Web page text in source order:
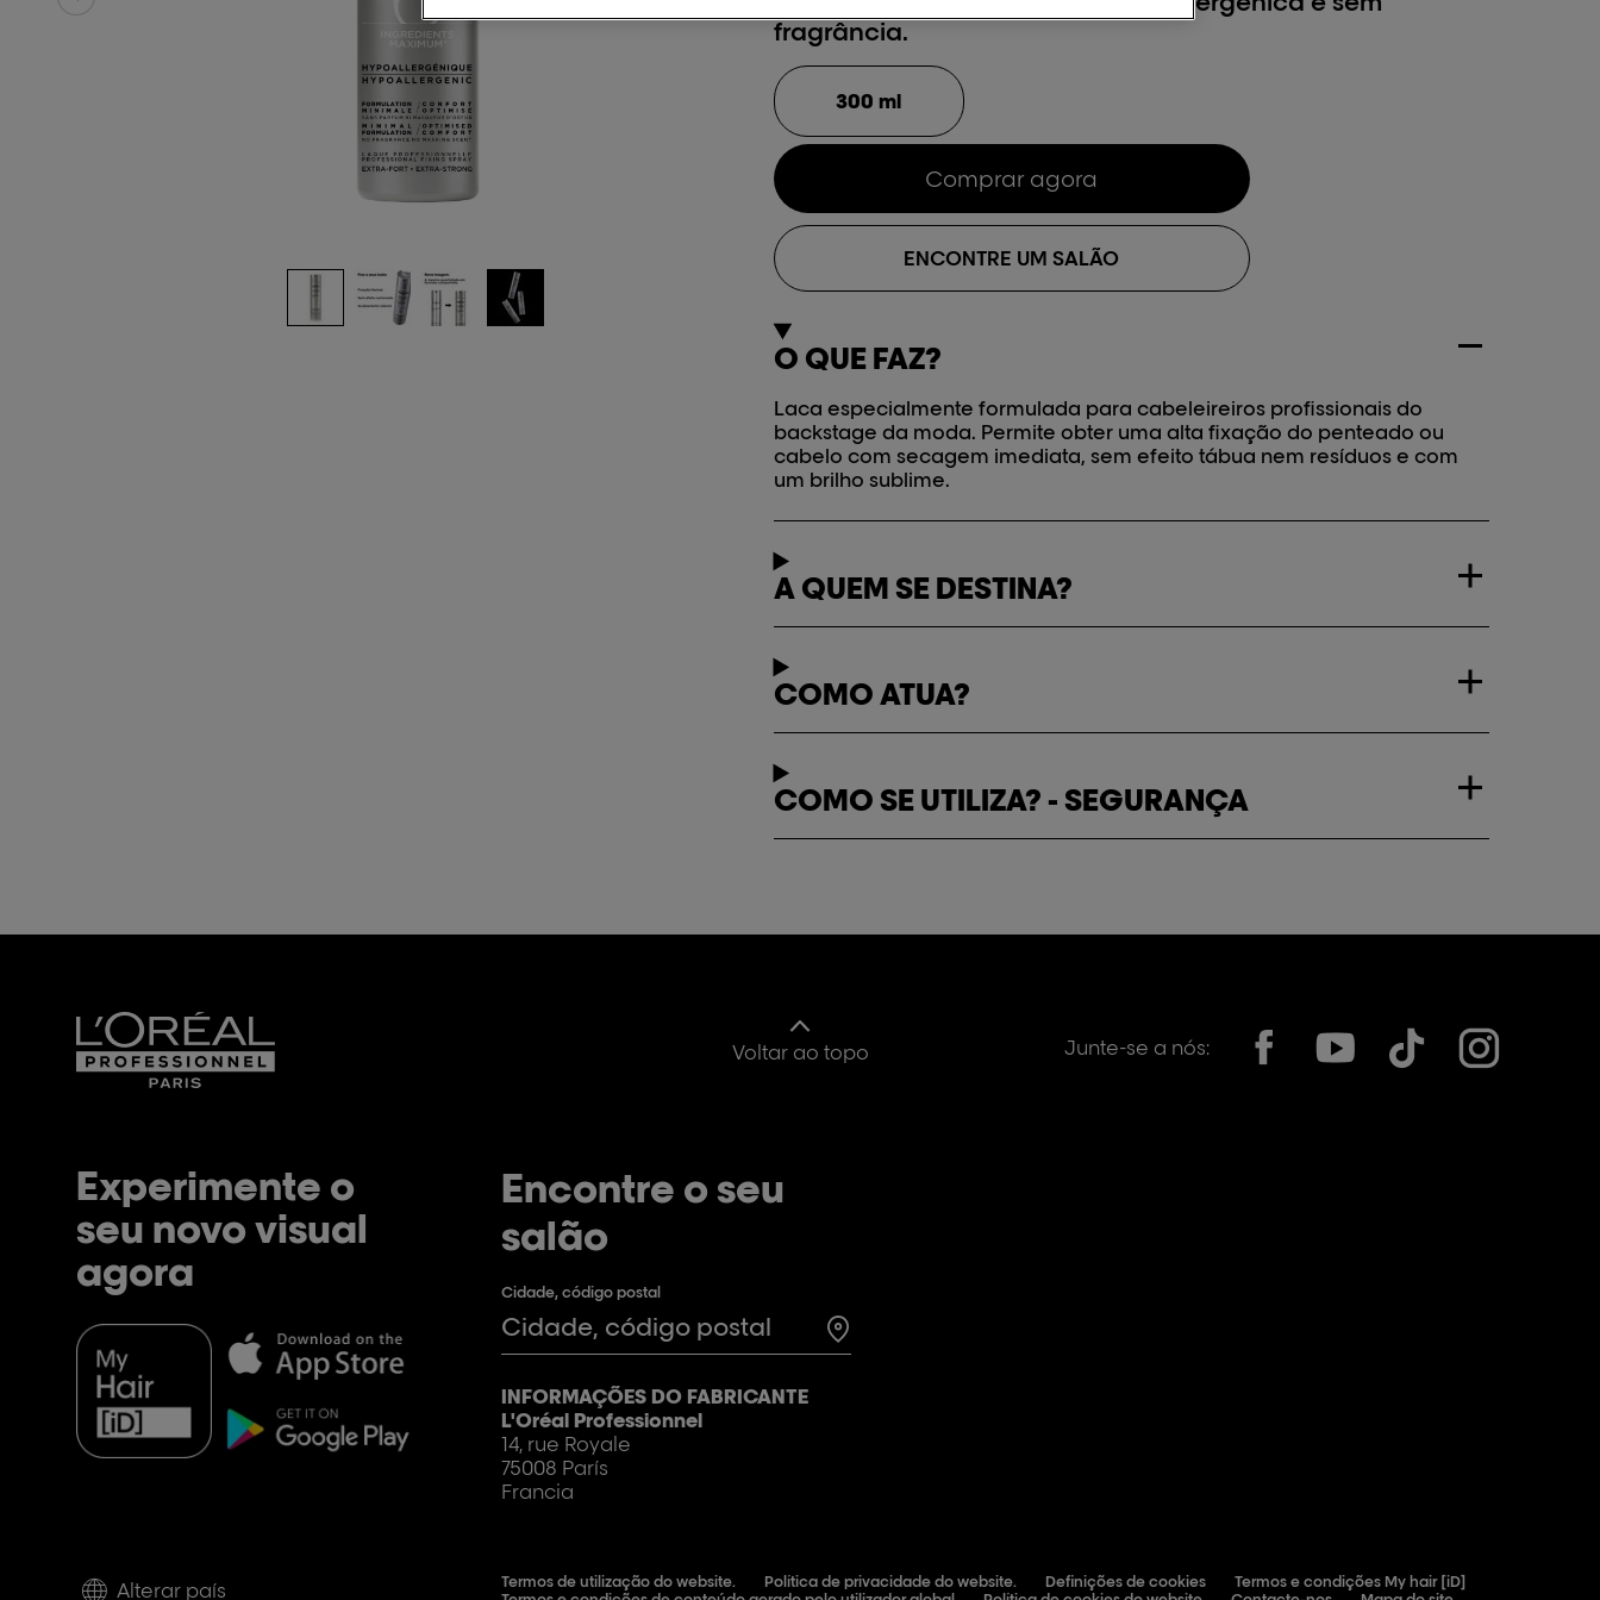
fragrância.
300 ml
Comprar agora
ENCONTRE UM SALÃO
O QUE FAZ?
Laca especialmente formulada para cabeleireiros profissionais do
backstage da moda. Permite obter uma alta fixação do penteado ou
cabelo com secagem imediata, sem efeito tábua nem resíduos e com
um brilho sublime.
A QUEM SE DESTINA?
COMO ATUA?
COMO SE UTILIZA? - SEGURANÇA
Voltar ao topo Junte-se a nós:
Experimente o
seu novo visual
agora
Encontre o seu
salão
Cidade, código postal
Test
INFORMAÇÕES DO FABRICANTE
L'Oréal Professionnel
14, rue Royale
75008 París
Francia
Alterar país Termos de utilização do website. Política de privacidade do website. Definições de cookies
Termos e condições My hair [iD]